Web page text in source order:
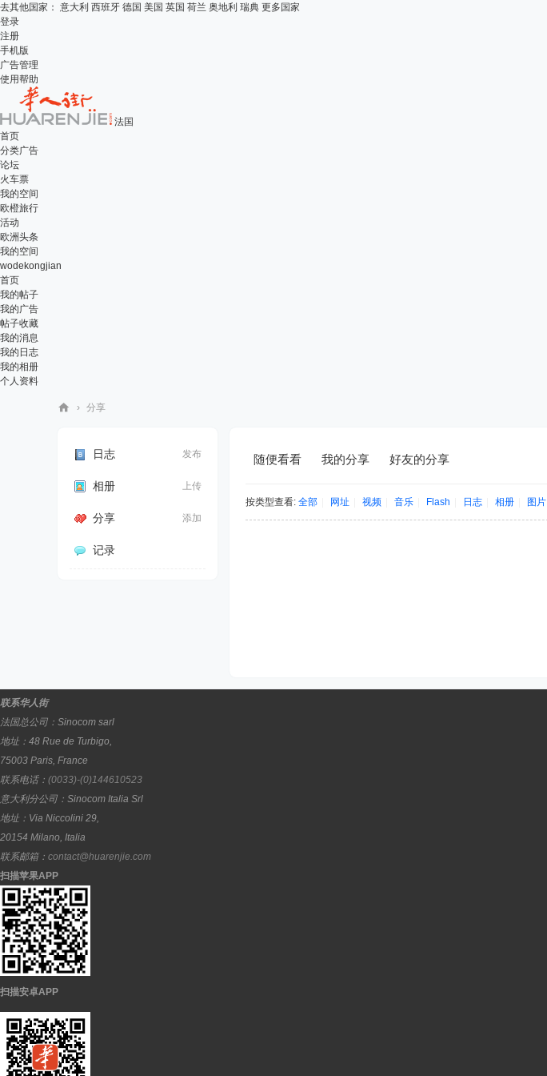
去其他国家： 意大利 西班牙 德国 美国 英国 荷兰 奥地利 瑞典 更多国家
登录
注册
手机版
广告管理
使用帮助
法国
首页
分类广告
论坛
火车票
我的空间
欧橙旅行
活动
欧洲头条
我的空间
wodekongjian
首页
我的帖子
我的广告
帖子收藏
我的消息
我的日志
我的相册
个人资料
› 分享
发布
日志
上传
相册
添加
分享
记录
随便看看 我的分享 好友的分享
按类型查看: 全部 网址 视频 音乐 Flash 日志 相册 图片
联系华人街
法国总公司： Sinocom sarl
地址： 48 Rue de Turbigo,
75003 Paris, France
联系电话： (0033)-(0)144610523
意大利分公司： Sinocom Italia Srl
地址： Via Niccolini 29,
20154 Milano, Italia
联系邮箱： contact@huarenjie.com
扫描苹果APP
扫描安卓APP